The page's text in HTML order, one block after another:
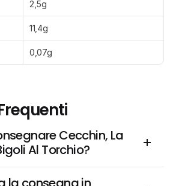
2,5g
11,4g
0,07g
Cecchin, La
Al Torchio?